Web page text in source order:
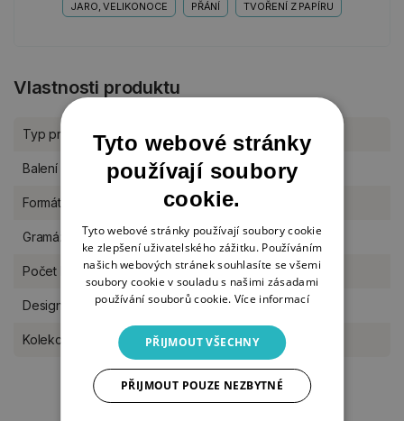
JARO, VELIKONOCE PŘÁNÍ TVOŘENÍ Z PAPÍRU
Vlastnosti produktu
Typ produktu Papíry, kreativní bloky
Balení kus
Formát A5
Gramáž 170 g/m2
Počet listů 20 listů
Designér Studio Light
Kolekce Studio Light Grunge
Tyto webové stránky
používají soubory
cookie.
Tyto webové stránky používají soubory cookie
ke zlepšení uživatelského zážitku. Používáním
našich webových stránek souhlasíte se všemi
soubory cookie v souladu s našimi zásadami
používání souborů cookie. Více informací
PŘIJMOUT VŠECHNY
PŘIJMOUT POUZE NEZBYTNÉ